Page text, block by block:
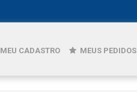
MEU CADASTRO MEUS PEDIDOS